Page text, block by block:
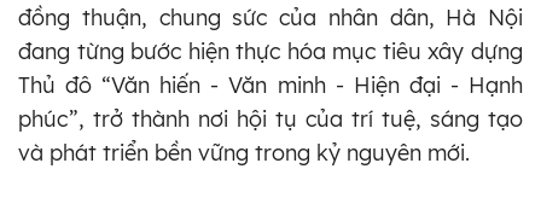
đồng thuận, chung sức của nhân dân, Hà Nội
đang từng bước hiện thực hóa mục tiêu xây dựng
Thủ đô “Văn hiến - Văn minh - Hiện đại - Hạnh
phúc”, trở thành nơi hội tụ của trí tuệ, sáng tạo
và phát triển bền vững trong kỷ nguyên mới.